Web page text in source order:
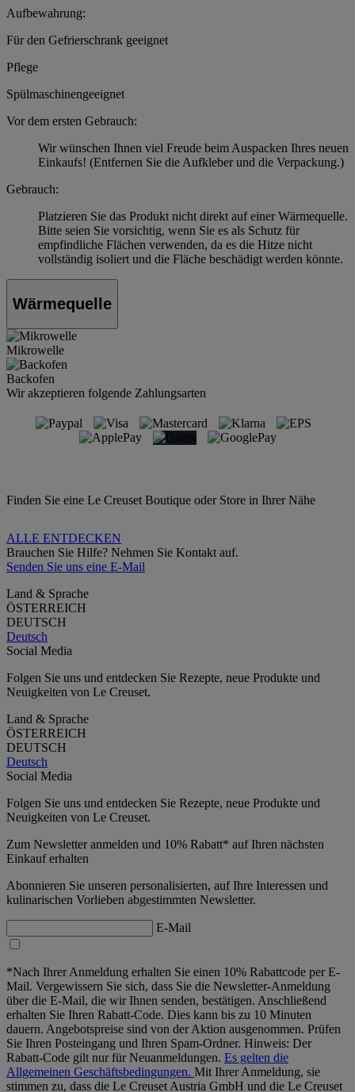
Aufbewahrung:
Für den Gefrierschrank geeignet
Pflege
Spülmaschinengeeignet
Vor dem ersten Gebrauch:
Wir wünschen Ihnen viel Freude beim Auspacken Ihres neuen
Einkaufs! (Entfernen Sie die Aufkleber und die Verpackung.)
Gebrauch:
Platzieren Sie das Produkt nicht direkt auf einer Wärmequelle.
Bitte seien Sie vorsichtig, wenn Sie es als Schutz für
empfindliche Flächen verwenden, da es die Hitze nicht
vollständig isoliert und die Fläche beschädigt werden könnte.
Wärmequelle
Mikrowelle
Backofen
Wir akzeptieren folgende Zahlungsarten
Finden Sie eine Le Creuset Boutique oder Store in Ihrer Nähe
ALLE ENTDECKEN
Brauchen Sie Hilfe? Nehmen Sie Kontakt auf.
Senden Sie uns eine E-Mail
Land & Sprache
ÖSTERREICH
DEUTSCH
Deutsch
Social Media
Folgen Sie uns und entdecken Sie Rezepte, neue Produkte und
Neuigkeiten von Le Creuset.
Land & Sprache
ÖSTERREICH
DEUTSCH
Deutsch
Social Media
Folgen Sie uns und entdecken Sie Rezepte, neue Produkte und
Neuigkeiten von Le Creuset.
Zum Newsletter anmelden und 10% Rabatt* auf Ihren nächsten
Einkauf erhalten
Abonnieren Sie unseren personalisierten, auf Ihre Interessen und
kulinarischen Vorlieben abgestimmten Newsletter.
E-Mail
*Nach Ihrer Anmeldung erhalten Sie einen 10% Rabattcode per E-
Mail. Vergewissern Sie sich, dass Sie die Newsletter-Anmeldung
über die E-Mail, die wir Ihnen senden, bestätigen. Anschließend
erhalten Sie Ihren Rabatt-Code. Dies kann bis zu 10 Minuten
dauern. Angebotspreise sind von der Aktion ausgenommen. Prüfen
Sie Ihren Posteingang und Ihren Spam-Ordner. Hinweis: Der
Rabatt-Code gilt nur für Neuanmeldungen. Es gelten die
Allgemeinen Geschäftsbedingungen. Mit Ihrer Anmeldung, sie
stimmen zu, dass die Le Creuset Austria GmbH und die Le Creuset